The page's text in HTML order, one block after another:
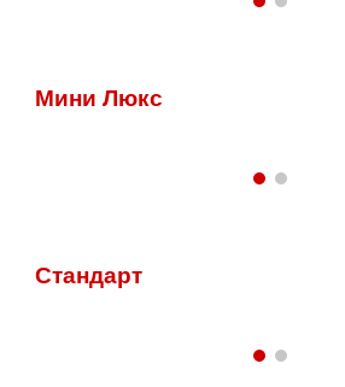
МиниЛюкс
Стандарт